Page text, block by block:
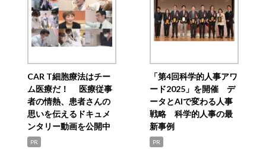
CAR T細胞療法はチー
ム医療だ！ 医療従事
者の情熱、患者さんの
思いを伝えるドキュメ
ンタリー動画を公開中
PR
「第4回科学的人事アワ
ード2025」を開催 デ
ータとAIで変わる人事
戦略 科学的人事の最
新事例
PR